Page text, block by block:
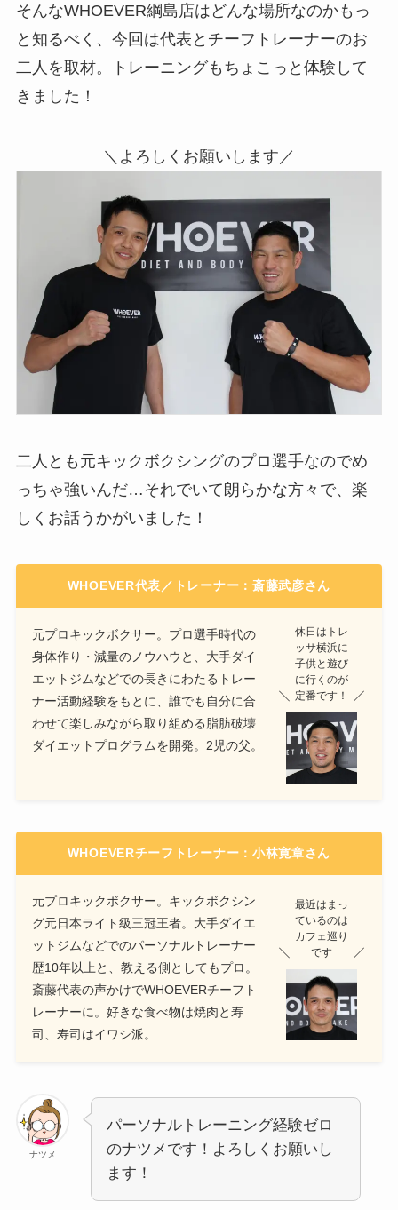
そんなWHOEVER綱島店はどんな場所なのかもっ
と知るべく、今回は代表とチーフトレーナーのお
二人を取材。トレーニングもちょこっと体験して
きました！
＼よろしくお願いします／
二人とも元キックボクシングのプロ選手なのでめ
っちゃ強いんだ…それでいて朗らかな方々で、楽
しくお話うかがいました！
WHOEVER代表／トレーナー：斎藤武彦さん
元プロキックボクサー。プロ選手時代の
身体作り・減量のノウハウと、大手ダイ
エットジムなどでの長きにわたるトレー
ナー活動経験をもとに、誰でも自分に合
わせて楽しみながら取り組める脂肪破壊
ダイエットプログラムを開発。2児の父。
休日はトレ
ッサ横浜に
子供と遊び
に行くのが
定番です！
WHOEVERチーフトレーナー：小林寛章さん
元プロキックボクサー。キックボクシン
グ元日本ライト級三冠王者。大手ダイエ
ットジムなどでのパーソナルトレーナー
歴10年以上と、教える側としてもプロ。
斎藤代表の声かけでWHOEVERチーフト
レーナーに。好きな食べ物は焼肉と寿
司、寿司はイワシ派。
最近はまっ
ているのは
カフェ巡り
です
ナツメ
パーソナルトレーニング経験ゼロ
のナツメです！よろしくお願いし
ます！